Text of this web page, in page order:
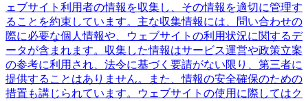
ェブサイト利用者の情報を収集し、その情報を適切に管理す
ることを約束しています。主な収集情報には、問い合わせの
際に必要な個人情報や、ウェブサイトの利用状況に関するデ
ータが含まれます。収集した情報はサービス運営や政策立案
の参考に利用され、法令に基づく要請がない限り、第三者に
提供することはありません。また、情報の安全確保のための
措置も講じられています。ウェブサイトの使用に際してはク